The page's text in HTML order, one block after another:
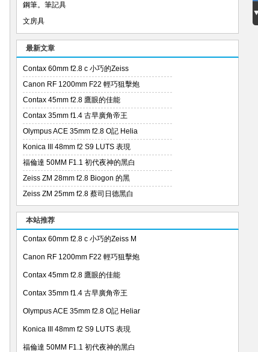
鋼筆。筆記具
文房具
最新文章
Contax 60mm f2.8 c 小巧的Zeiss
Canon RF 1200mm F22 輕巧狙擊炮
Contax 45mm f2.8 鷹眼的佳能
Contax 35mm f1.4 古早廣角帝王
Olympus ACE 35mm f2.8 O記 Helia
Konica III 48mm f2 S9 LUTS 表現
福倫達 50MM F1.1 初代夜神的黑白
Zeiss ZM 28mm f2.8 Biogon 的黑
Zeiss ZM 25mm f2.8 蔡司日德黑白
本站推荐
Contax 60mm f2.8 c 小巧的Zeiss M
Canon RF 1200mm F22 輕巧狙擊炮
Contax 45mm f2.8 鷹眼的佳能
Contax 35mm f1.4 古早廣角帝王
Olympus ACE 35mm f2.8 O記 Heliar
Konica III 48mm f2 S9 LUTS 表現
福倫達 50MM F1.1 初代夜神的黑白